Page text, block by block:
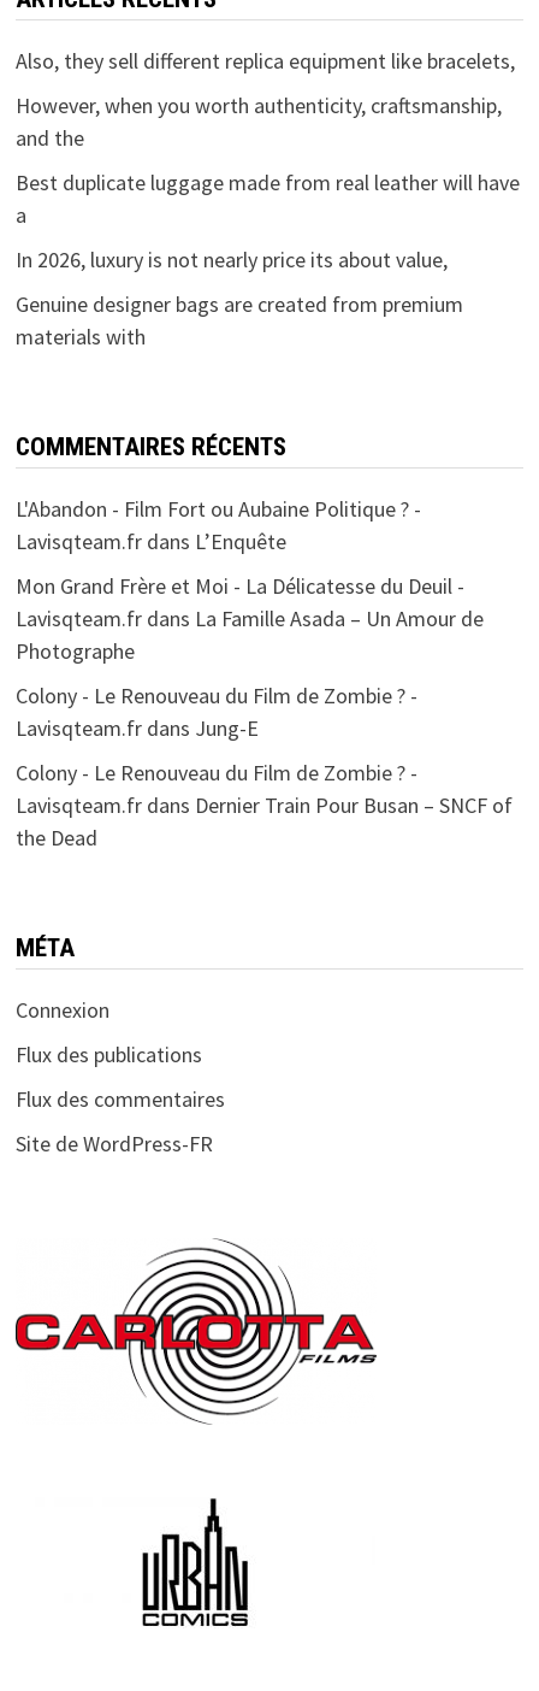
Also, they sell different replica equipment like bracelets,
However, when you worth authenticity, craftsmanship,
and the
Best duplicate luggage made from real leather will have
a
In 2026, luxury is not nearly price its about value,
Genuine designer bags are created from premium
materials with
COMMENTAIRES RÉCENTS
L'Abandon - Film Fort ou Aubaine Politique ? -
Lavisqteam.frdans L’Enquête
Mon Grand Frère et Moi - La Délicatesse du Deuil -
Lavisqteam.frdans La Famille Asada – Un Amour de
Photographe
Colony - Le Renouveau du Film de Zombie ? -
Lavisqteam.frdans Jung-E
Colony - Le Renouveau du Film de Zombie ? -
Lavisqteam.frdans Dernier Train Pour Busan – SNCF of
the Dead
MÉTA
Connexion
Flux des publications
Flux des commentaires
Site de WordPress-FR